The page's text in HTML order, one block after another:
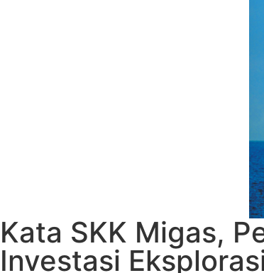
Kata SKK Migas,
Investasi